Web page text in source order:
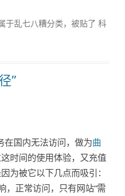
于乱七八糟分类，被贴了科
”
国内无法访问，做为曲
时间的使用体验，又充值
为被它以下几点而吸引：
，正常访问，只有网站“需